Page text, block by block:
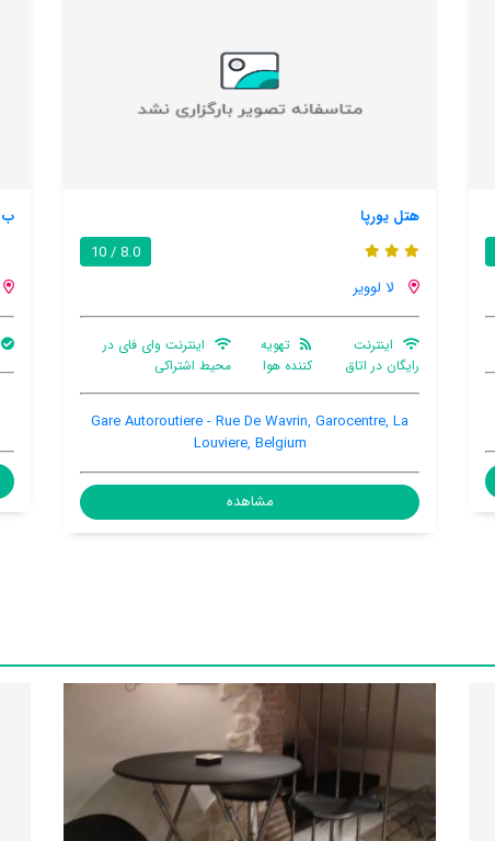
8.0 / 10
اینترنت وای فای در
Gare Autoroutiere
پارکینگ ماشین اینترنت رایگان در اتاق باغ
Rue Victor Godefroid 24, Other, La Louviere,
Belgium, 7100
مشاهده